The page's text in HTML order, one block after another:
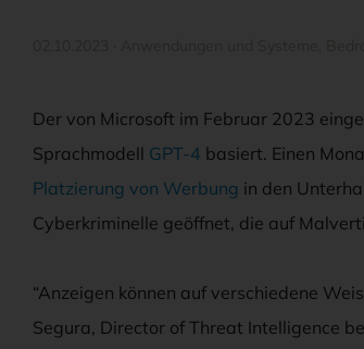
Der von Microsoft im Februar 2023
Sprachmodell GPT-4 basiert. Einen
Platzierung von Werbung in den
Cyberkriminelle geöffnet, die auf
“Anzeigen können auf verschiedene
Segura, Director of Threat Intelligence